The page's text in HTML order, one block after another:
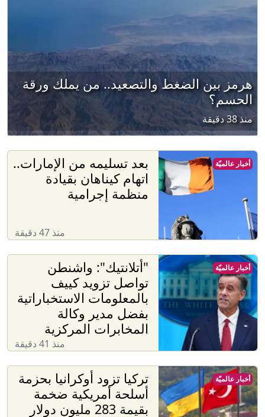
هرمز بين الضغط والتصعيد.. من يملك ورقة
الحسم؟
منذ 38 دقيقة
بعد تسليمه من الإمارات..
اتهام كيناهان بقيادة
منظمة إجرامية
منذ 47 دقيقة
أخبار عالميّة
"أتلانتيك": واشنطن
تواصل تزويد كييف
بالمعلومات الاستخباراتية
بفضل مدير وكالة
المخابرات المركزية
منذ 41 دقيقة
أخبار عالميّة
تركيا تزود أوكرانيا بحزمة
أسلحة أمريكية ضخمة
بقيمة 283 مليون دولار
أخبار عالميّة